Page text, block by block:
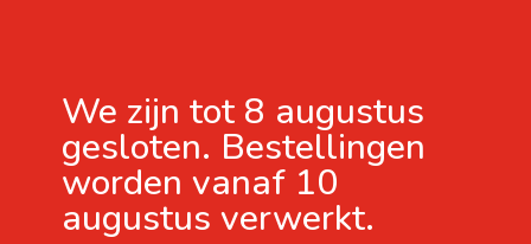
We zijn tot 8 augustus
gesloten. Bestellingen
worden vanaf 10
augustus verwerkt.